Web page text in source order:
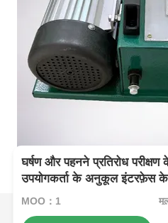
घर्षण और पहनने प्रतिरोध
उपयोगकर्ता के अनुकूल इंटरफ़ेस के
घर्षण परीक्षक
MOQ：1